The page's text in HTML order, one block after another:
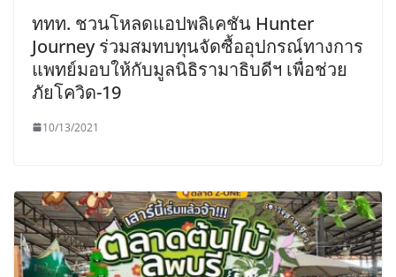
ททท. ชวนโหลดแอปพลิเคชัน Hunter
Journey ร่วมสมทบทุนจัดซื้ออุปกรณ์ทางการ
แพทย์มอบให้กับมูลนิธิรามาธิบดีฯ เพื่อช่วย
ภัยโควิด-19
10/13/2021